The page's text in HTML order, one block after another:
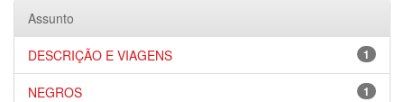
Assunto
1
DESCRIÇÃO E VIAGENS
1
NEGROS